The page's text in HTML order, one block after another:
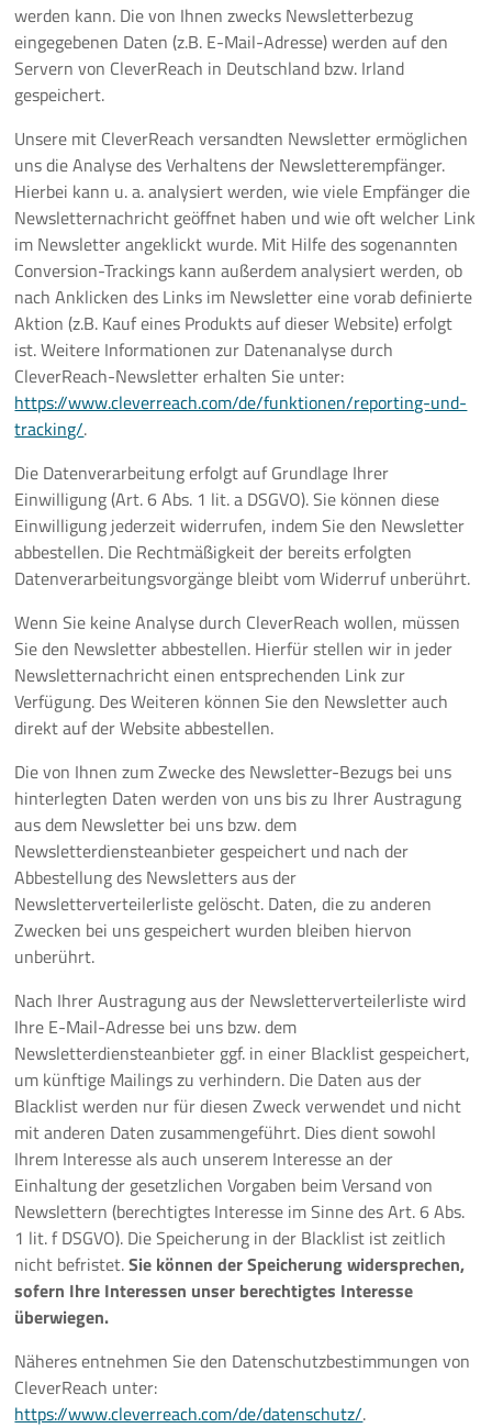
werden kann. Die von Ihnen zwecks Newsletterbezug
eingegebenen Daten (z.B. E-Mail-Adresse) werden auf den
Servern von CleverReach in Deutschland bzw. Irland
gespeichert.
Unsere mit CleverReach versandten Newsletter ermöglichen
uns die Analyse des Verhaltens der Newsletterempfänger.
Hierbei kann u. a. analysiert werden, wie viele Empfänger die
Newsletternachricht geöffnet haben und wie oft welcher Link
im Newsletter angeklickt wurde. Mit Hilfe des sogenannten
Conversion-Trackings kann außerdem analysiert werden, ob
nach Anklicken des Links im Newsletter eine vorab definierte
Aktion (z.B. Kauf eines Produkts auf dieser Website) erfolgt
ist. Weitere Informationen zur Datenanalyse durch
CleverReach-Newsletter erhalten Sie unter:
https://www.cleverreach.com/de/funktionen/reporting-und-
tracking/.
Die Datenverarbeitung erfolgt auf Grundlage Ihrer
Einwilligung (Art. 6 Abs. 1 lit. a DSGVO). Sie können diese
Einwilligung jederzeit widerrufen, indem Sie den Newsletter
abbestellen. Die Rechtmäßigkeit der bereits erfolgten
Datenverarbeitungsvorgänge bleibt vom Widerruf unberührt.
Wenn Sie keine Analyse durch CleverReach wollen, müssen
Sie den Newsletter abbestellen. Hierfür stellen wir in jeder
Newsletternachricht einen entsprechenden Link zur
Verfügung. Des Weiteren können Sie den Newsletter auch
direkt auf der Website abbestellen.
Die von Ihnen zum Zwecke des Newsletter-Bezugs bei uns
hinterlegten Daten werden von uns bis zu Ihrer Austragung
aus dem Newsletter bei uns bzw. dem
Newsletterdiensteanbieter gespeichert und nach der
Abbestellung des Newsletters aus der
Newsletterverteilerliste gelöscht. Daten, die zu anderen
Zwecken bei uns gespeichert wurden bleiben hiervon
unberührt.
Nach Ihrer Austragung aus der Newsletterverteilerliste wird
Ihre E-Mail-Adresse bei uns bzw. dem
Newsletterdiensteanbieter ggf. in einer Blacklist gespeichert,
um künftige Mailings zu verhindern. Die Daten aus der
Blacklist werden nur für diesen Zweck verwendet und nicht
mit anderen Daten zusammengeführt. Dies dient sowohl
Ihrem Interesse als auch unserem Interesse an der
Einhaltung der gesetzlichen Vorgaben beim Versand von
Newslettern (berechtigtes Interesse im Sinne des Art. 6 Abs.
1 lit. f DSGVO). Die Speicherung in der Blacklist ist zeitlich
nicht befristet.Sie können der Speicherung widersprechen,
sofern Ihre Interessen unser berechtigtes Interesse
überwiegen.
Näheres entnehmen Sie den Datenschutzbestimmungen von
CleverReach unter:
https://www.cleverreach.com/de/datenschutz/.